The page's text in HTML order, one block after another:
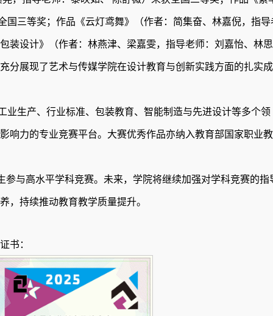
国 三等奖 ；作品 《云灯鸢舞》 （作者：简集奋、林嘉倪， 指导
装设计》 （作者：林燕津、梁嘉雯， 指导老师：刘嘉怡、林思
充分展现了艺术与传媒学院在设计教育与创新实践方面的扎实成
生产、行业标准、包装教育、智能制造与先进设计等多个领
响力的专业竞赛平台。 大赛优秀作品亦纳入教育部国家职业
与高水平学科竞赛。未来，学院将继续加强对学科竞赛的指
，持续推动教育教学质量提升。
书 ：